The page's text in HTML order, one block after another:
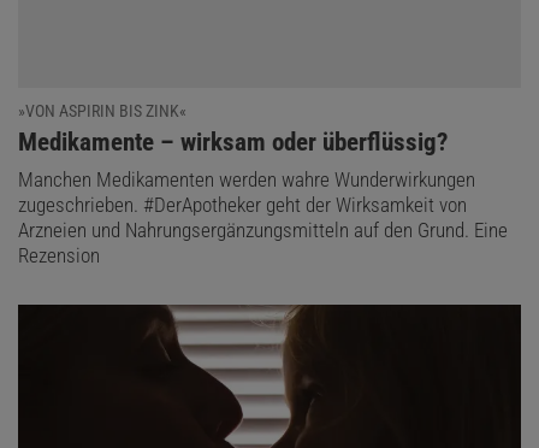
»VON ASPIRIN BIS ZINK«
:
Medikamente – wirksam oder überflüssig?
Manchen Medikamenten werden wahre Wunderwirkungen
zugeschrieben. #DerApotheker geht der Wirksamkeit von
Arzneien und Nahrungsergänzungsmitteln auf den Grund. Eine
Rezension